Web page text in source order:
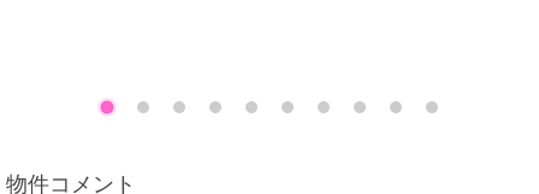
物件コメント